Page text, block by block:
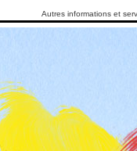
Autres informations et